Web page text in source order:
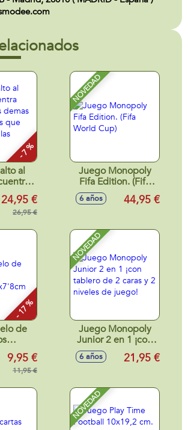
- 7 %
al
los
que
24,95 €
26,95 €
NOVEDAD
Juego Monopoly
Fifa Edition. (Fifa
World Cup)
6 años 44,95 €
- 17 %
de
9,95 €
11,95 €
NOVEDAD
Juego Monopoly
Junior 2 en 1 ¡con
tablero de 2 caras y
2 niveles de juego!
6 años 21,95 €
NOVEDAD